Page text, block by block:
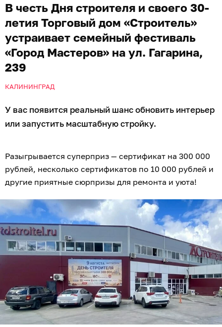
В честь Дня строителя и своего 30-
летия Торговый дом «Строитель»
устраивает семейный фестиваль
«Город Мастеров» на ул. Гагарина,
239
КАЛИНИНГРАД
У вас появится реальный шанс обновить интерьер
или запустить масштабную стройку.
Разыгрывается суперприз — сертификат на 300 000
рублей, несколько сертификатов по 10 000 рублей и
другие приятные сюрпризы для ремонта и уюта!